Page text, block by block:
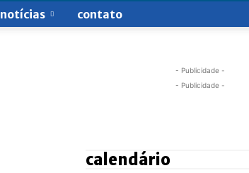
notícias contato
- Publicidade -
- Publicidade -
calendário